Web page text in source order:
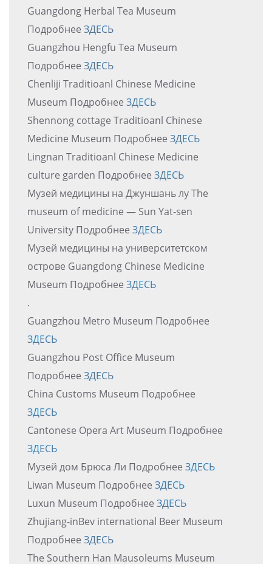
Guangdong Herbal Tea Museum
Подробнее ЗДЕСЬ
Guangzhou Hengfu Tea Museum
Подробнее ЗДЕСЬ
Chenliji Traditioanl Chinese Medicine
Museum Подробнее ЗДЕСЬ
Shennong cottage Traditioanl Chinese
Medicine Museum Подробнее ЗДЕСЬ
Lingnan Traditioanl Chinese Medicine
culture garden Подробнее ЗДЕСЬ
Музей медицины на Джуншань лу The
museum of medicine — Sun Yat-sen
University Подробнее ЗДЕСЬ
Музей медицины на университетском
острове Guangdong Chinese Medicine
Museum Подробнее ЗДЕСЬ
.
Guangzhou Metro Museum Подробнее
ЗДЕСЬ
Guangzhou Post Office Museum
Подробнее ЗДЕСЬ
China Customs Museum Подробнее
ЗДЕСЬ
Cantonese Opera Art Museum Подробнее
ЗДЕСЬ
Музей дом Брюса Ли Подробнее ЗДЕСЬ
Liwan Museum Подробнее ЗДЕСЬ
Luxun Museum Подробнее ЗДЕСЬ
Zhujiang-inBev international Beer Museum
Подробнее ЗДЕСЬ
The Southern Han Mausoleums Museum